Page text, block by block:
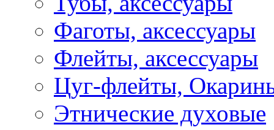
Фаготы, аксессуары
Флейты, аксессуары
Цуг-флейты,
Этнические духовые